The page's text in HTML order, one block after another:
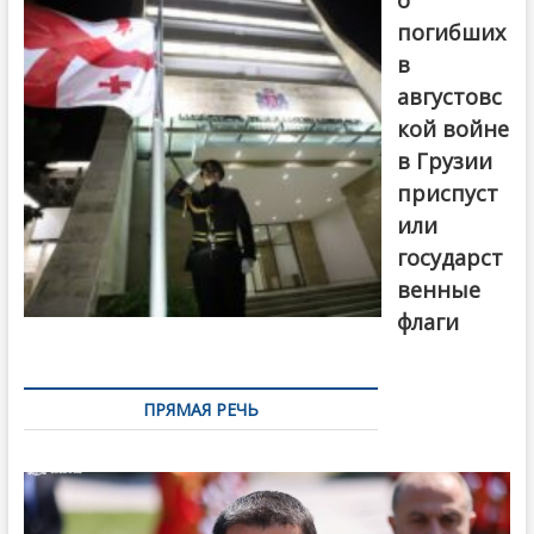
погибших
в
августовс
кой войне
в Грузии
приспуст
или
государст
венные
флаги
ПРЯМАЯ РЕЧЬ